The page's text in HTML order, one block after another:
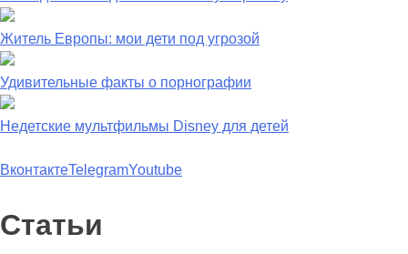
Житель Европы: мои дети под угрозой
Удивительные факты о порнографии
Недетские мультфильмы Disney для детей
ВконтактеTelegramYoutube
Статьи